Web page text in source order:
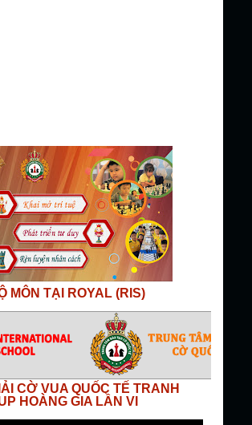
MÔN TẠI ROYAL (RIS)
CỜ VUA QUỐC TẾ TRANH
HOÀNG GIA LẦN VI